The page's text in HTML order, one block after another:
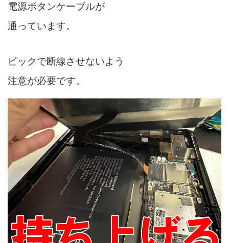
電源ボタンケーブルが
通っています。
ピックで断線させないよう
注意が必要です。